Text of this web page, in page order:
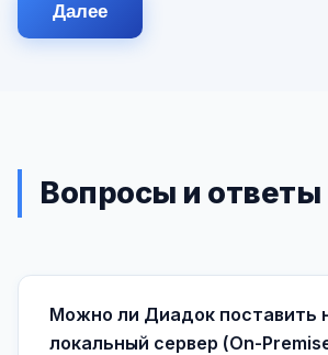
Далее
Вопросы и ответы
Можно ли Диадок поставить
локальный сервер (On-